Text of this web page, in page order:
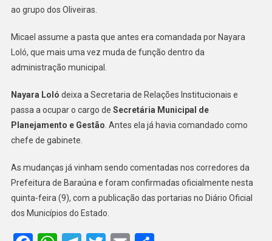
DA
ao grupo dos Oliveiras.
Micael assume a pasta que antes era comandada por Nayara
Loló, que mais uma vez muda de função dentro da
administração municipal.
Nayara Loló deixa a Secretaria de Relações Institucionais e
passa a ocupar o cargo de Secretária Municipal de
Planejamento e Gestão . Antes ela já havia comandado como
chefe de gabinete.
As mudanças já vinham sendo comentadas nos corredores da
Prefeitura de Baraúna e foram confirmadas oficialmente nesta
quinta-feira (9), com a publicação das portarias no Diário Oficial
dos Municípios do Estado.